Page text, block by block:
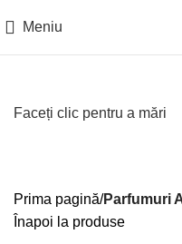
Meniu
Faceți clic pentru a mări
Prima pagină Parfumuri
Înapoi la produse